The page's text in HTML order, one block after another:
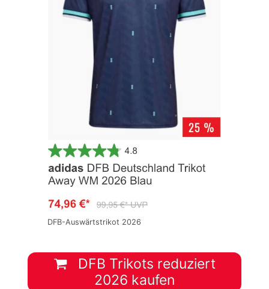
DFB-Auswärtstrikot 2026
DFB Trikots reduziert
2026 kaufen